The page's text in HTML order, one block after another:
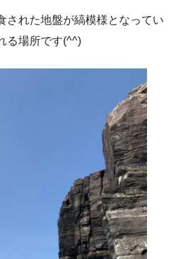
された地盤が縞模様となってい
る場所です(^^)